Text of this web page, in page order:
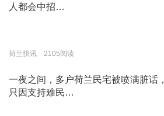
人都会中招…
荷兰快讯 2105阅读
一夜之间，多户荷兰民宅被喷满脏话，
只因支持难民…